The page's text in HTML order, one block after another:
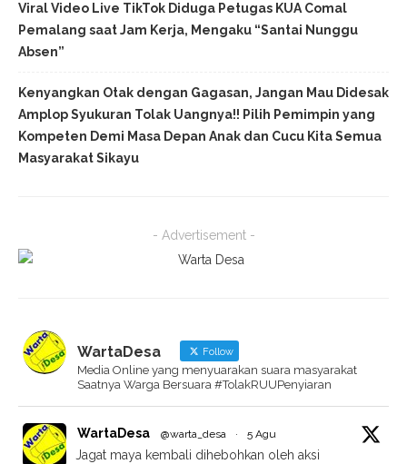
Viral Video Live TikTok Diduga Petugas KUA Comal
Pemalang saat Jam Kerja, Mengaku “Santai Nunggu
Absen”
Kenyangkan Otak dengan Gagasan, Jangan Mau Didesak
Amplop Syukuran Tolak Uangnya!! Pilih Pemimpin yang
Kompeten Demi Masa Depan Anak dan Cucu Kita Semua
Masyarakat Sikayu
- Advertisement -
WartaDesa Follow
Media Online yang menyuarakan suara masyarakat
Saatnya Warga Bersuara #TolakRUUPenyiaran
WartaDesa @warta_desa · 5 Agu
Jagat maya kembali dihebohkan oleh aksi